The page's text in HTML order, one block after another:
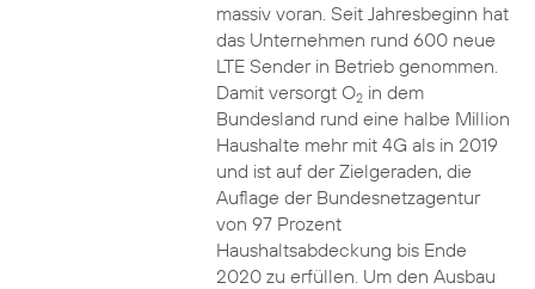
massiv voran. Seit Jahresbeginn hat
das Unternehmen rund 600 neue
LTE Sender in Betrieb genommen.
Damit versorgt O2in dem
Bundesland rund eine halbe Million
Haushalte mehr mit 4G als in 2019
und ist auf der Zielgeraden, die
Auflage der Bundesnetzagentur
von 97 Prozent
Haushaltsabdeckung bis Ende
2020 zu erfüllen. Um den Ausbau